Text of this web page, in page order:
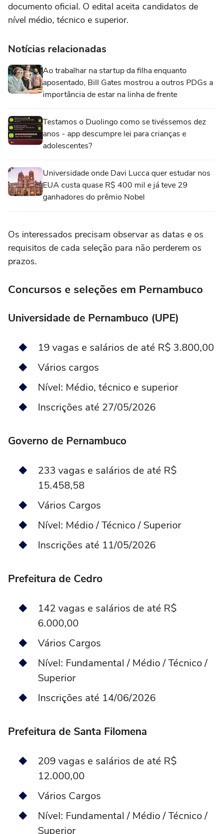
documento oficial. O edital aceita candidatos de
nível médio, técnico e superior.
Notícias relacionadas
Ao trabalhar na startup da filha enquanto
aposentado, Bill Gates mostrou a outros PDGs a
importância de estar na linha de frente
Testamos o Duolingo como se tivéssemos dez
anos - app descumpre lei para crianças e
adolescentes?
Universidade onde Davi Lucca quer estudar nos
EUA custa quase R$ 400 mil e já teve 29
ganhadores do prêmio Nobel
Os interessados precisam observar as datas e os
requisitos de cada seleção para não perderem os
prazos.
Concursos e seleções em Pernambuco
Universidade de Pernambuco (UPE)
19 vagas e salários de até R$ 3.800,00
Vários cargos
Nível: Médio, técnico e superior
Inscrições até 27/05/2026
Governo de Pernambuco
233 vagas e salários de até R$
15.458,58
Vários Cargos
Nível: Médio / Técnico / Superior
Inscrições até 11/05/2026
Prefeitura de Cedro
142 vagas e salários de até R$
6.000,00
Vários Cargos
Nível: Fundamental / Médio / Técnico /
Superior
Inscrições até 14/06/2026
Prefeitura de Santa Filomena
209 vagas e salários de até R$
12.000,00
Vários Cargos
Nível: Fundamental / Médio / Técnico /
Superior